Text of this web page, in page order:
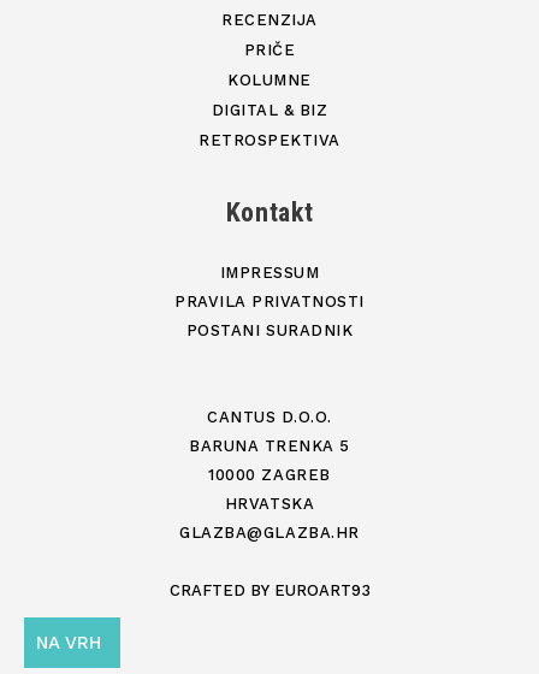
RECENZIJA
PRIČE
KOLUMNE
DIGITAL & BIZ
RETROSPEKTIVA
Kontakt
IMPRESSUM
PRAVILA PRIVATNOSTI
POSTANI SURADNIK
CANTUS D.O.O.
BARUNA TRENKA 5
10000 ZAGREB
HRVATSKA
GLAZBA@GLAZBA.HR
CRAFTED BY EUROART93
NA VRH